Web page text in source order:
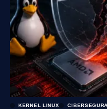
KERNEL LINUX